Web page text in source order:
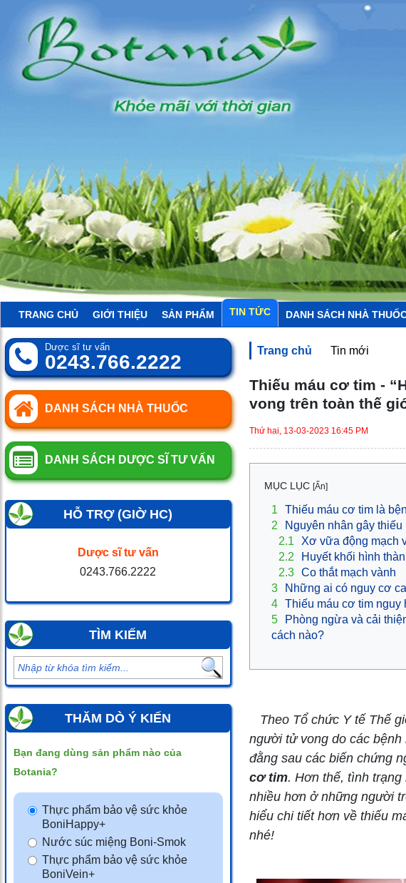
TRANG CHỦ GIỚI THIỆU SẢN PHẨM TIN TỨC DANH SÁCH NHÀ
0SP
Dược sĩ tư vấn
0243.766.2222
DANH SÁCH NHÀ THUỐC
DANH SÁCH DƯỢC SĨ TƯ VẤN
HỖ TRỢ (GIỜ HC)
Dược sĩ tư vấn
0243.766.2222
TÌM KIẾM
THĂM DÒ Ý KIẾN
Bạn đang dùng sản phẩm nào của
Botania?
Thực phẩm bảo vệ sức khỏe
BoniHappy+
Nước súc miệng Boni-Smok
Thực phẩm bảo vệ sức khỏe
BoniVein+
Trang chủ Tin mới
Thiếu máu cơ tim -
vong trên toàn thế
Thứ hai, 13-03-2023 16:45 PM
MỤC LỤC [Ẩn]
1
Thiếu máu cơ tim là
2
Nguyên nhân gây
2.1
Xơ vữa động mạch
2.2
Huyết khối hình
2.3
Co thắt mạch vành
3
Những ai có nguy cơ
4
Thiếu máu cơ tim nguy
5
Phòng ngừa và cải
cách nào?
Theo Tổ chức Y tế Thế
người tử vong do các
đằng sau các biến chứng
cơ tim. Hơn thế, tình trạng
nhiều hơn ở những người
hiểu chi tiết hơn về thiếu
nhé!